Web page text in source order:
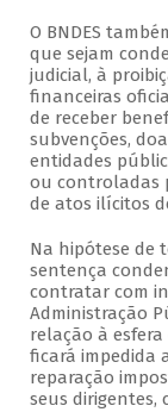
O BNDES
que sejam
judicial, à
financeiras
de receber
subvenções,
entidades
ou controladas
de atos ilícitos
Na hipótese de
sentença
contratar com
Administração
relação à
ficará impedida
reparação
seus dirigentes,